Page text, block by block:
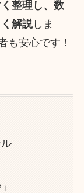
整理し、数
解説しま
も安心です！